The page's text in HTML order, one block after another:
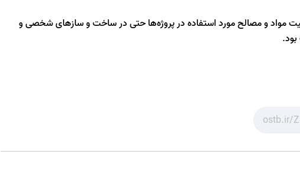
مواد و مصالح مورد استفاده در پروژه‌ها حتی در ساخت و سازهای شخصی و